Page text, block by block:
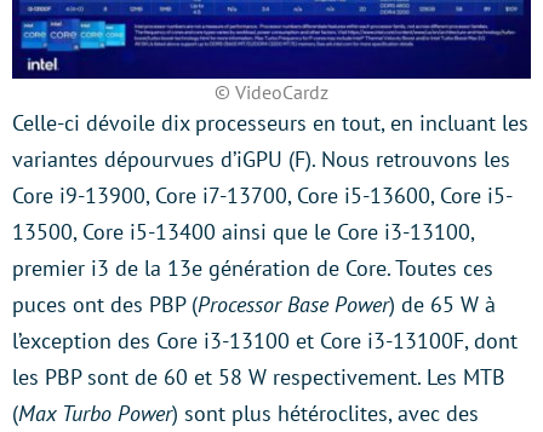
© VideoCardz
Celle-ci dévoile dix processeurs en tout, en incluant les
variantes dépourvues d’iGPU (F). Nous retrouvons les
Core i9-13900, Core i7-13700, Core i5-13600, Core i5-
13500, Core i5-13400 ainsi que le Core i3-13100,
premier i3 de la 13e génération de Core. Toutes ces
puces ont des PBP (Processor Base Power) de 65 W à
l’exception des Core i3-13100 et Core i3-13100F, dont
les PBP sont de 60 et 58 W respectivement. Les MTB
(Max Turbo Power) sont plus hétéroclites, avec des